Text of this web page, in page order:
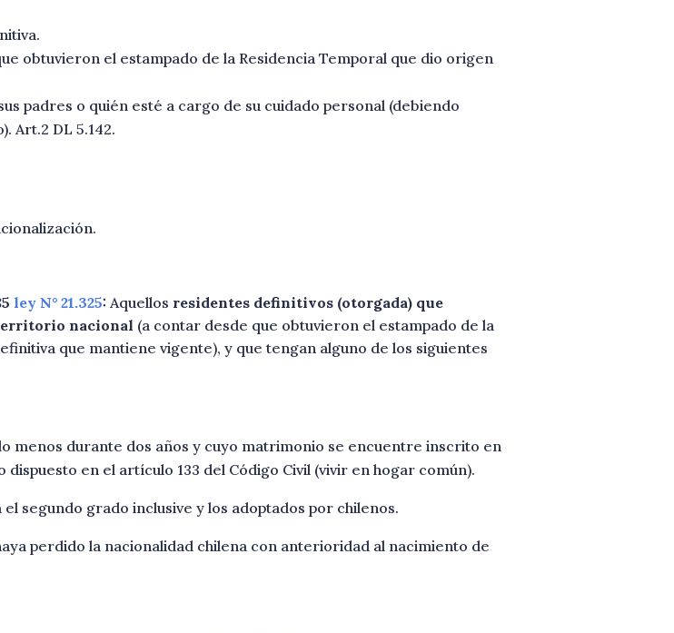
obtuvieron el estampado de la Residencia Temporal que dio origen
padres o quién esté a cargo de su cuidado personal (debiendo
Art.2 DL 5.142.
ley N° 21.325: Aquellos residentes definitivos (otorgada) que
nacional (a contar desde que obtuvieron el estampado de la
que mantiene vigente), y que tengan alguno de los siguientes
menos durante dos años y cuyo matrimonio se encuentre inscrito en
en el artículo 133 del Código Civil (vivir en hogar común).
segundo grado inclusive y los adoptados por chilenos.
perdido la nacionalidad chilena con anterioridad al nacimiento de